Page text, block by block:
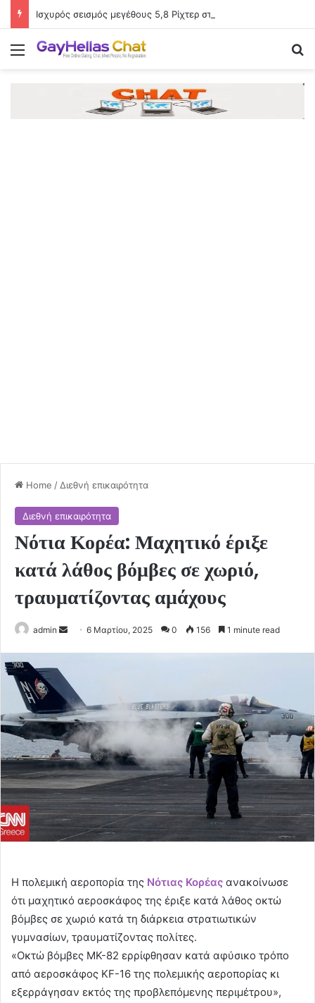
Menu
Home / Διεθνή επικαιρότητα
Διεθνή επικαιρότητα
Νότια Κορέα: Μαχητικό έριξε
κατά λάθος βόμβες σε χωριό,
τραυματίζοντας αμάχους
admin
Send6 Μαρτίου, 2025 0 156 1 minute read
Η πολεμική αεροπορία της Νότιας Κορέας ανακοίνωσε
ότι μαχητικό αεροσκάφος της έριξε κατά λάθος οκτώ
βόμβες σε χωριό κατά τη διάρκεια στρατιωτικών
γυμνασίων, τραυματίζοντας πολίτες.
«Οκτώ βόμβες MK-82 ερρίφθησαν κατά αφύσικο τρόπο
από αεροσκάφος KF-16 της πολεμικής αεροπορίας κι
εξερράγησαν εκτός της προβλεπόμενης περιμέτρου»,